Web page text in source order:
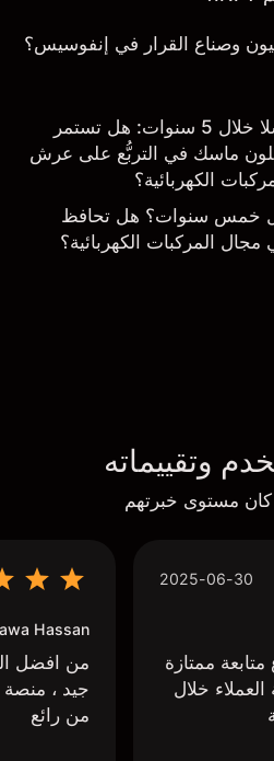
وصناع القرار في إنفوسيس؟
سهم تسلا خلال 5 سنوات: هل تستمر
ماسك في التربُّع على عرش
الكهربائية؟
خمس سنوات؟ هل تحافظ
المركبات الكهربائية؟
وتقييماته
كان مستوى خبرتهم
2025-06-30
ممتازة
خلال
Hassan
من افضل
جيد ،
من رائع